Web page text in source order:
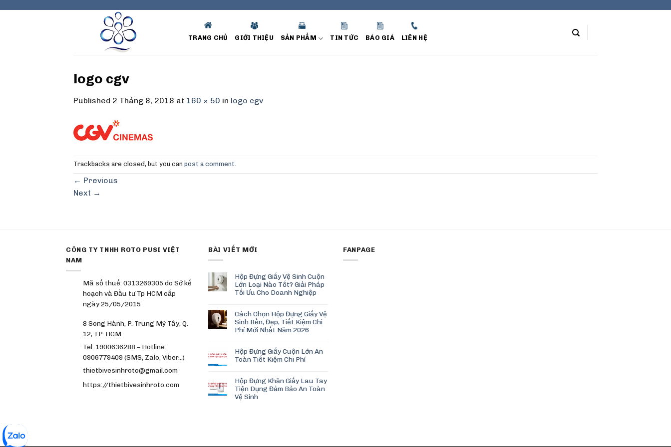
TRANG CHỦ GIỚI THIỆU SẢN PHẨM TIN TỨC BÁO GIÁ LIÊN HỆ
logo cgv
Published 2 Tháng 8, 2018 at 160 × 50 in logo cgv
Trackbacks are closed, but you can post a comment
← Previous
Next →
CÔNG TY TNHH ROTO PUSI VIỆT
NAM
Mã số thuế: 0313269305 do Sở kế
hoạch và Đầu tư Tp HCM cấp
ngày 25/05/2015
8 Song Hành, P. Trung Mỹ Tây, Q.
12, TP. HCM
Tel: 1900636288 – Hotline:
0906779409 (SMS, Zalo, Viber…)
thietbivesinhroto@gmail.com
https://thietbivesinhroto.com
BÀI VIẾT MỚI
Hộp Đựng Giấy Vệ Sinh Cuộn
Lớn Loại Nào Tốt? Giải Pháp
Tối Ưu Cho Doanh Nghiệp
Cách Chọn Hộp Đựng Giấy Vệ
Sinh Bền, Đẹp, Tiết Kiệm Chi
Phí Mới Nhất Năm 2026
Hộp Đựng Giấy Cuộn Lớn An
Toàn Tiết Kiệm Chi Phí
Hộp Đựng Khăn Giấy Lau Tay
Tiện Dụng Đảm Bảo An Toàn
Vệ Sinh
FANPAGE